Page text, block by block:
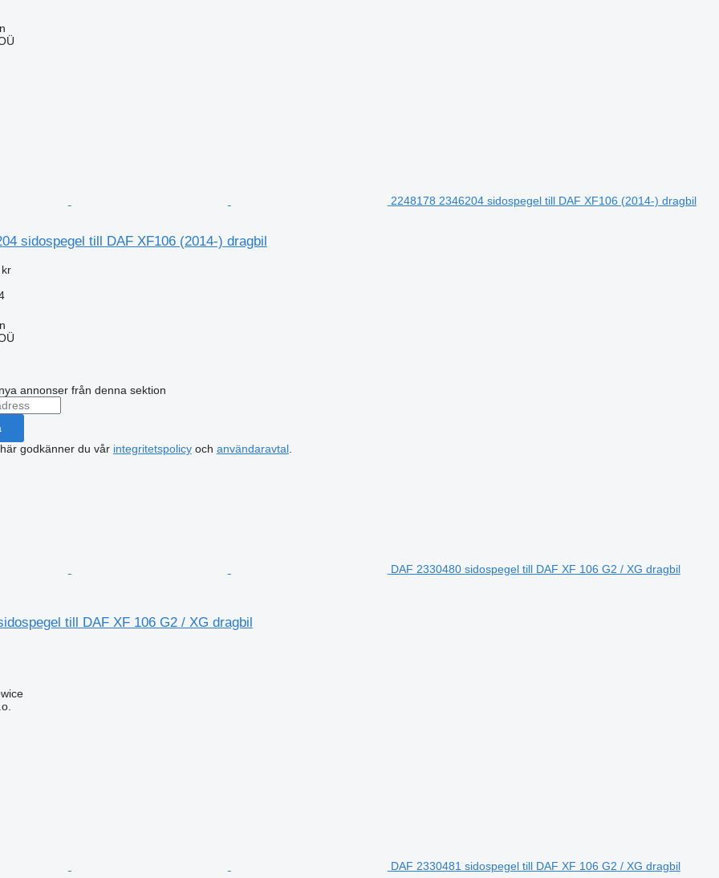
2248178 2346204 sidospegel till DAF XF106 (2014-) dragbil
sidospegel till DAF XF106 (2014-) dragbil
annonser från denna sektion
godkänner du vår integritetspolicyoch användaravtal.
DAF 2330480 sidospegel till DAF XF 106 G2 / XG dragbil
till DAF XF 106 G2 / XG dragbil
DAF 2330481 sidospegel till DAF XF 106 G2 / XG dragbil